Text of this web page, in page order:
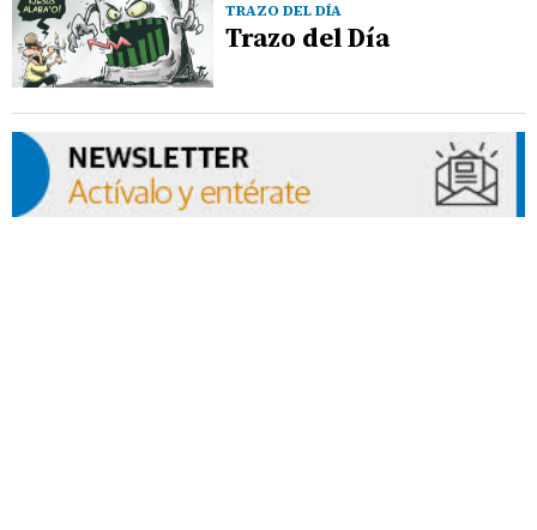
TRAZO DEL DÍA
Trazo del Día